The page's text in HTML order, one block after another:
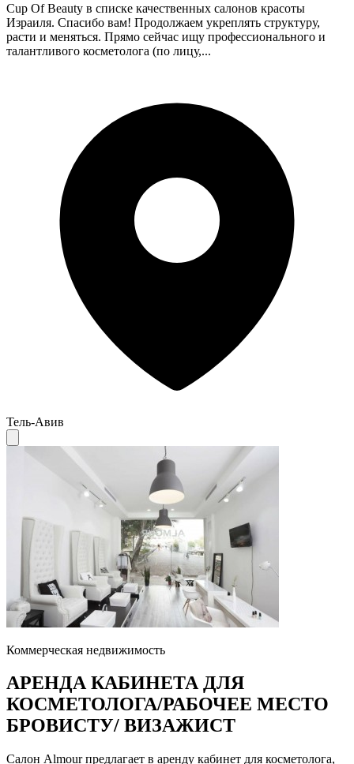
Cup Of Beauty в списке качественных салонов красоты
Израиля. Спасибо вам! Продолжаем укреплять структуру,
расти и меняться. Прямо сейчас ищу профессионального и
талантливого косметолога (по лицу,...
Тель-Авив
Коммерческая недвижимость
АРЕНДА КАБИНЕТА ДЛЯ
КОСМЕТОЛОГА/РАБОЧЕЕ МЕСТО
БРОВИСТУ/ ВИЗАЖИСТ
Салон Almour предлагает в аренду кабинет для косметолога,